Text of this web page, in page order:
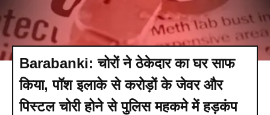
Barabanki: चोरों ने ठेकेदार का घर साफ
किया, पॉश इलाके से करोड़ों के जेवर और
पिस्टल चोरी होने से पुलिस महकमे में हड़कंप